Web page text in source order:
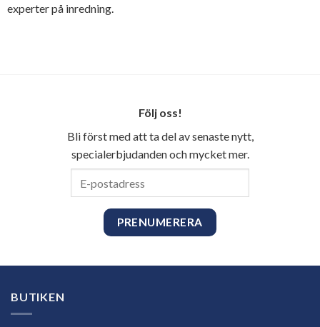
experter på inredning.
Följ oss!
Bli först med att ta del av senaste nytt,
specialerbjudanden och mycket mer.
BUTIKEN